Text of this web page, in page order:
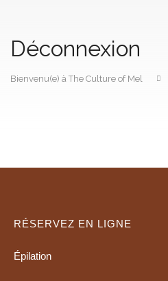
Déconnexion
Bienvenu(e) à The Culture of Mel
RÉSERVEZ EN LIGNE
Épilation